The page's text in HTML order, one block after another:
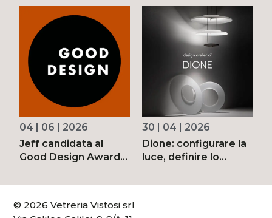
04 | 06 | 2026
Jeff candidata al
Good Design Awards
30 | 04 | 2026
Dione: configurare la
luce, definire lo
© 2026 Vetreria Vistosi srl